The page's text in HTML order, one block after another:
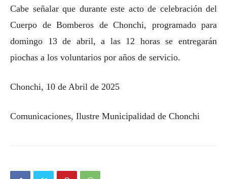
Cabe señalar que durante este acto de celebración del
Cuerpo de Bomberos de Chonchi, programado para
domingo 13 de abril, a las 12 horas se entregarán
piochas a los voluntarios por años de servicio.
Chonchi, 10 de Abril de 2025
Comunicaciones, Ilustre Municipalidad de Chonchi